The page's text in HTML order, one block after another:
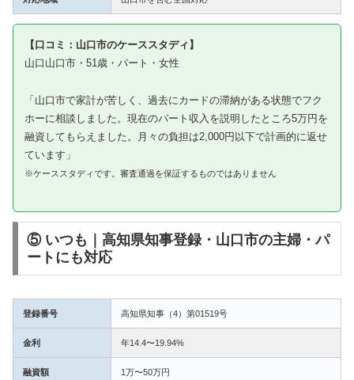
【口コミ：山口市のケーススタディ】
山口山口市・51歳・パート・女性
「山口市で家計が苦しく、過去にカードの滞納がある状態でフク
ホーに相談しました。現在のパート収入を説明したところ5万円を
融資してもらえました。月々の負担は2,000円以下で計画的に返せ
ています」
※ケーススタディです。審査通過を保証するものではありません
⑤ いつも｜高知県知事登録・山口市の主婦・パ
ートにも対応
登録番号 高知県知事（4）第01519号
金利 年14.4〜19.94%
融資額 1万〜50万円